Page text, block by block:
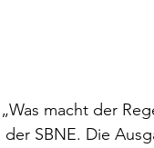
„Was macht der